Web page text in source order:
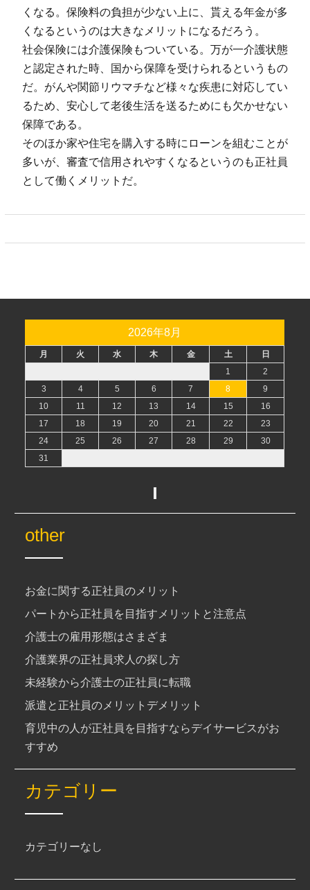
くなる。保険料の負担が少ない上に、貰える年金が多
くなるというのは大きなメリットになるだろう。
社会保険には介護保険もついている。万が一介護状態
と認定された時、国から保障を受けられるというもの
だ。がんや関節リウマチなど様々な疾患に対応してい
るため、安心して老後生活を送るためにも欠かせない
保障である。
そのほか家や住宅を購入する時にローンを組むことが
多いが、審査で信用されやすくなるというのも正社員
として働くメリットだ。
2026年8月
月 火 水 木 金 土
日
1
2
3
4 5 6 7 8
9
10
11 12 13 14 15
16
17
18 19 20 21 22
23
24
25 26 27 28 29
30
31
other
お金に関する正社員のメリット
パートから正社員を目指すメリットと注意点
介護士の雇用形態はさまざま
介護業界の正社員求人の探し方
未経験から介護士の正社員に転職
派遣と正社員のメリットデメリット
育児中の人が正社員を目指すならデイサービスがお
すすめ
カテゴリー
カテゴリーなし